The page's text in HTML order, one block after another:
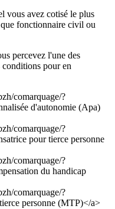
vous avez cotisé le plus
fonctionnaire civil ou
percevez l'une des
conditions pour en
comarquage/?
d'autonomie (Apa)
comarquage/?
pour tierce personne
comarquage/?
du handicap
comarquage/?
personne (MTP)</a>